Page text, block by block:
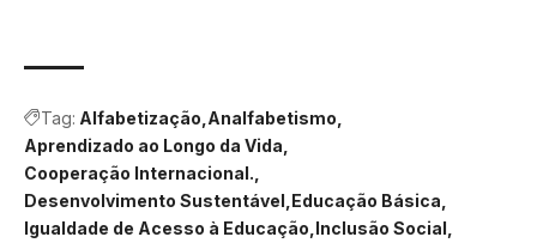
Tag: Alfabetização Analfabetismo
Aprendizado ao Longo da Vida
Cooperação Internacional.
Desenvolvimento Sustentável Educação Básica
Igualdade de Acesso à Educação Inclusão Social